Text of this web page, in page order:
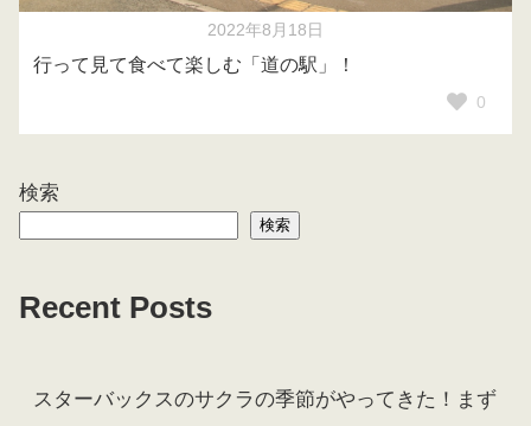
2022年8月18日
行って見て食べて楽しむ「道の駅」！
0
検索
検索
Recent Posts
スターバックスのサクラの季節がやってきた！まず